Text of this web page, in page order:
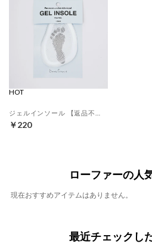
HOT
￥220
ローファーの人
現在おすすめアイテムはありません。
最近チェックし